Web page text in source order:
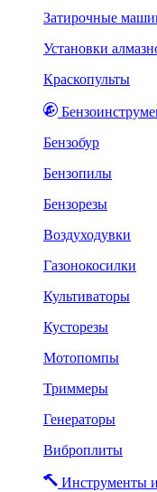
Затирочные
Установки
Краскопульты
Бензобур
Бензопилы
Бензорезы
Воздуходувки
Газонокосилки
Культиваторы
Кусторезы
Мотопомпы
Триммеры
Генераторы
Виброплиты
Инструменты